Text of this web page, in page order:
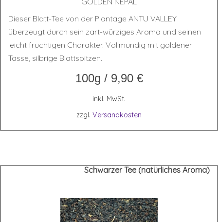
Dieser Blatt-Tee von der Plantage ANTU VALLEY
überzeugt durch sein zart-würziges Aroma und seinen
leicht fruchtigen Charakter. Vollmundig mit goldener
Tasse, silbrige Blattspitzen.
100g / 9,90 €
inkl. MwSt.
zzgl. Versandkosten
Schwarzer Tee (natürliches Aroma)